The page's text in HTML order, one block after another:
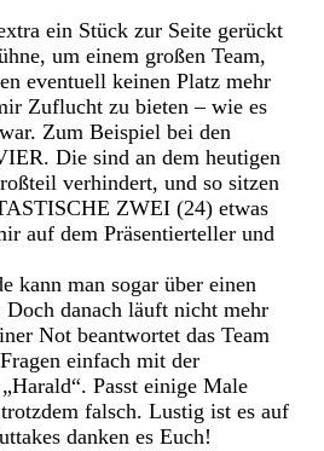
ein Stück zur Seite gerückt
um einem großen Team,
eventuell keinen Platz mehr
Zuflucht zu bieten – wie es
Zum Beispiel bei den
Die sind an dem heutigen
verhindert, und so sitzen
ZWEI (24) etwas
auf dem Präsentierteller und
kann man sogar über einen
Doch danach läuft nicht mehr
Not beantwortet das Team
einfach mit der
Passt einige Male
falsch. Lustig ist es auf
danken es Euch!